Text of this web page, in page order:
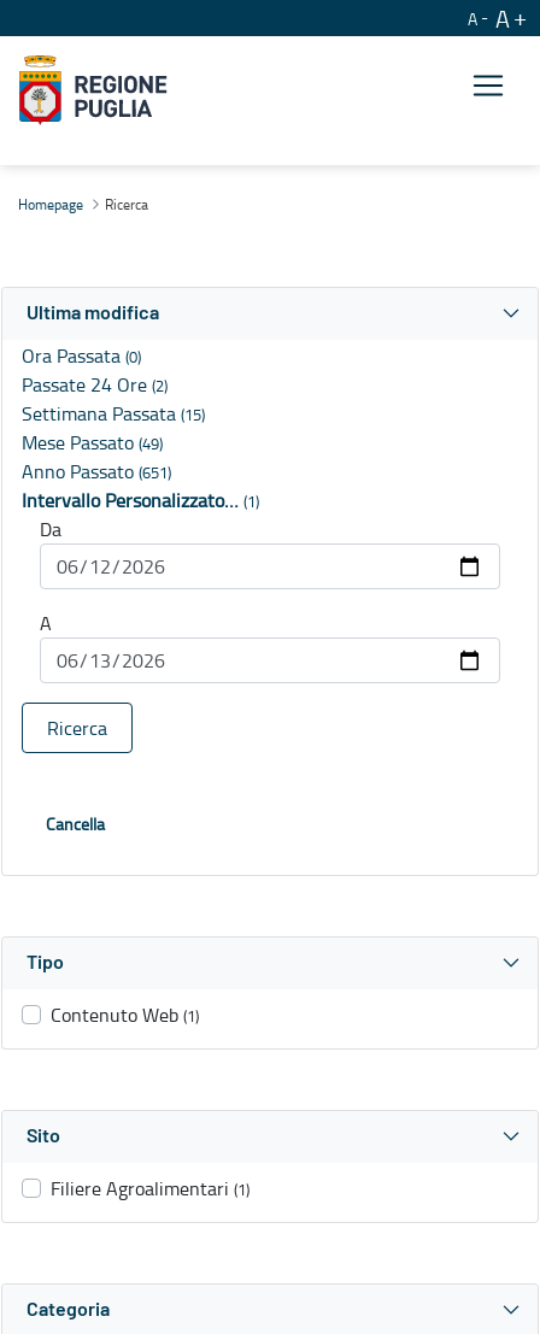
A A
Homepage Ricerca
Ultima modifica
Ora Passata (0)
Passate 24 Ore (2)
Settimana Passata (15)
Mese Passato (49)
Anno Passato (651)
Intervallo Personalizzato… (1)
Da
A
Ricerca
Cancella
Tipo
Contenuto Web (1)
Sito
Filiere Agroalimentari (1)
Categoria